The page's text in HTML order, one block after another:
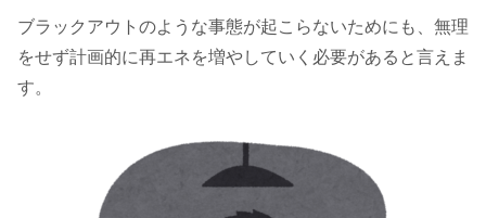
ブラックアウトのような事態が起こらないためにも、無理
をせず計画的に再エネを増やしていく必要があると言えま
す。